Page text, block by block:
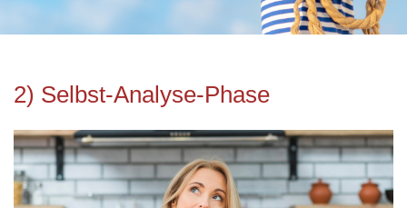
2) Selbst-Analyse-Phase